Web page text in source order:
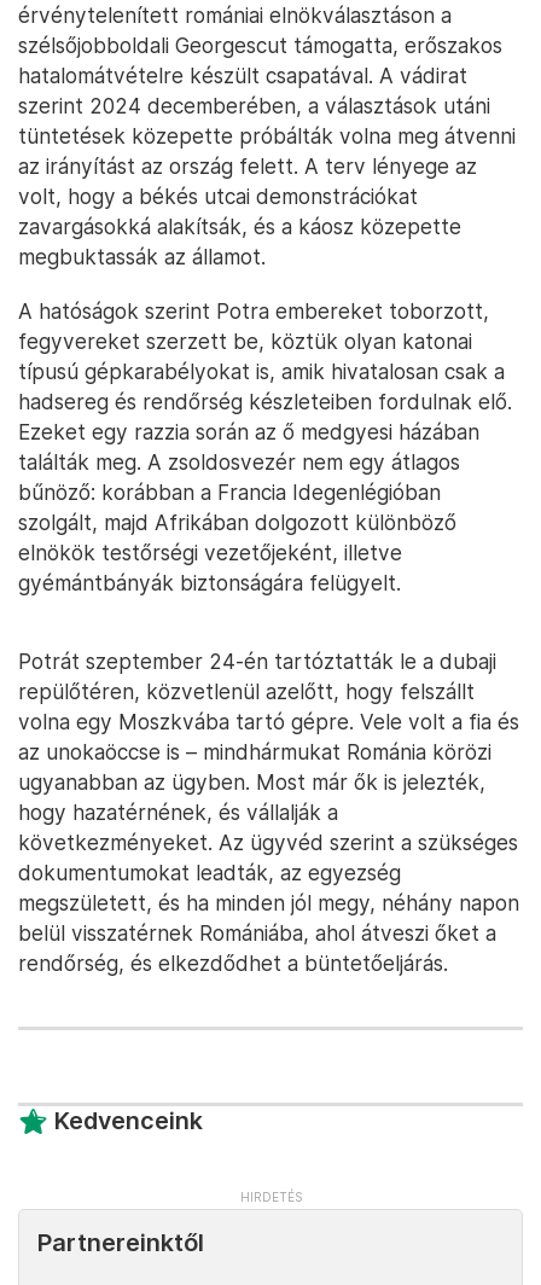
érvénytelenített romániai elnökválasztáson a
szélsőjobboldali Georgescut támogatta, erőszakos
hatalomátvételre készült csapatával. A vádirat
szerint 2024 decemberében, a választások utáni
tüntetések közepette próbálták volna meg átvenni
az irányítást az ország felett. A terv lényege az
volt, hogy a békés utcai demonstrációkat
zavargásokká alakítsák, és a káosz közepette
megbuktassák az államot.
A hatóságok szerint Potra embereket toborzott,
fegyvereket szerzett be, köztük olyan katonai
típusú gépkarabélyokat is, amik hivatalosan csak a
hadsereg és rendőrség készleteiben fordulnak elő.
Ezeket egy razzia során az ő medgyesi házában
találták meg. A zsoldosvezér nem egy átlagos
bűnöző: korábban a Francia Idegenlégióban
szolgált, majd Afrikában dolgozott különböző
elnökök testőrségi vezetőjeként, illetve
gyémántbányák biztonságára felügyelt.
Potrát szeptember 24-én tartóztatták le a dubaji
repülőtéren, közvetlenül azelőtt, hogy felszállt
volna egy Moszkvába tartó gépre. Vele volt a fia és
az unokaöccse is – mindhármukat Románia körözi
ugyanabban az ügyben. Most már ők is jelezték,
hogy hazatérnének, és vállalják a
következményeket. Az ügyvéd szerint a szükséges
dokumentumokat leadták, az egyezség
megszületett, és ha minden jól megy, néhány napon
belül visszatérnek Romániába, ahol átveszi őket a
rendőrség, és elkezdődhet a büntetőeljárás.
Kedvenceink
Partnereinktől